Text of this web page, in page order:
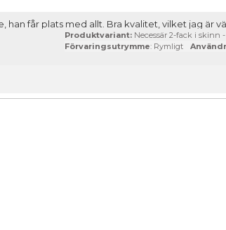
han får plats med allt. Bra kvalitet, vilket jag är
Produktvariant: Necessär 2-fack i skinn
Förvaringsutrymme: Rymligt